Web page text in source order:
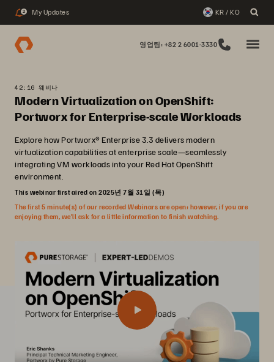
2 My Updates KR / KO
영업팀: +82 2 6001-3330
42:16 웨비나
Modern Virtualization on OpenShift:
Portworx for Enterprise-scale Workloads
Explore how Portworx® Enterprise 3.3 delivers modern
virtualization capabilities at enterprise scale—seamlessly
integrating VM workloads into your Red Hat OpenShift
environment.
This webinar first aired on 2025년 7월 31일 (목)
The first 5 minute(s) of our recorded Webinars are open; however, if you are
enjoying them, we’ll ask for a little information to finish watching.